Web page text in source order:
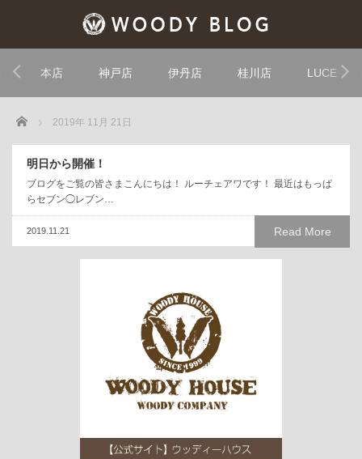
本店 神戸店 伊丹店 桂川店 LUCE
Home 2019年 11月 21日
明日から開催！
ブログをご覧の皆さまこんにちは！ ルーチェアワです！ 最近はもっぱ
らセブン◯レブン…
Read More
2019.11.21